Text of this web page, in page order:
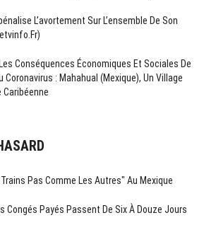
L’avortement Sur L’ensemble De Son
Conséquences Économiques Et Sociales De
Coronavirus : Mahahual (Mexique), Un Village
Caribéenne
Pas Comme Les Autres" Au Mexique
Congés Payés Passent De Six À Douze Jours